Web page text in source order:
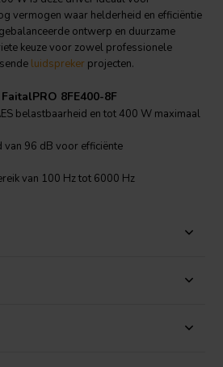
vermogen waar helderheid en efficiëntie
ontwerp en duurzame
keuze voor zowel professionele
luidspreker projecten.
8FE400-8F
belastbaarheid en tot 400 W maximaal
96 dB voor efficiënte
van 100 Hz tot 6000 Hz
met ferriet ringmagneet en stalen korf
8FE400-8F
en veelzijdig gebruik onderscheidt
zorgen voor uitstekende